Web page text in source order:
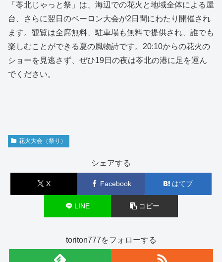
「苓北じゃっと祭」は、海辺での花火と地域全体による屋
台、さらに翌日のペーロン大会が2日間にわたり開催され
ます。観覧は全席無料、駐車場も無料で提供され、誰でも
楽しむことができる夏の風物詩です。20:10からの花火の
ショーを見逃さず、ぜひ19日の夜は苓北の港に足を運ん
でください。
花火大会（祭り）
シェアする
X Facebook はてブ
LINE コピー
toriton777をフォローする